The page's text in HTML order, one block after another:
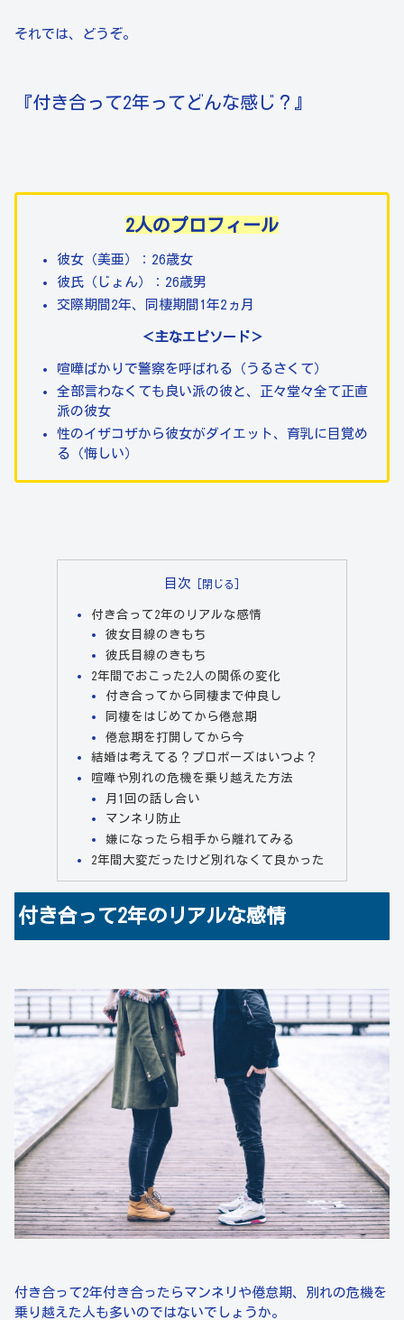
それでは、どうぞ。
『付き合って2年ってどんな感じ？』
2人のプロフィール
彼女（美亜）：26歳女
彼氏（じょん）：26歳男
交際期間2年、同棲期間1年2ヵ月
＜主なエピソード＞
喧嘩ばかりで警察を呼ばれる（うるさくて）
全部言わなくても良い派の彼と、正々堂々全て正直
派の彼女
性のイザコザから彼女がダイエット、育乳に目覚め
る（悔しい）
目次
付き合って2年のリアルな感情
彼女目線のきもち
彼氏目線のきもち
2年間でおこった2人の関係の変化
付き合ってから同棲まで仲良し
同棲をはじめてから倦怠期
倦怠期を打開してから今
結婚は考えてる？プロポーズはいつよ？
喧嘩や別れの危機を乗り越えた方法
月1回の話し合い
マンネリ防止
嫌になったら相手から離れてみる
2年間大変だったけど別れなくて良かった
付き合って2年のリアルな感情
付き合って2年付き合ったらマンネリや倦怠期、別れの危機を
乗り越えた人も多いのではないでしょうか。